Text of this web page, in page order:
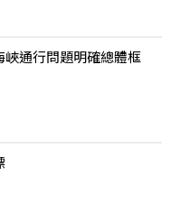
通行問題明確總體框